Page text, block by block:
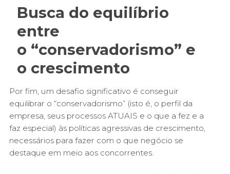
Busca do equilíbrio
entre
o “conservadorismo” e
o crescimento
Por fim, um desafio significativo é conseguir
equilibrar o “conservadorismo” (isto é, o perfil da
empresa, seus processos ATUAIS e o que a fez e a
faz especial) às políticas agressivas de crescimento,
necessários para fazer com o que negócio se
destaque em meio aos concorrentes.